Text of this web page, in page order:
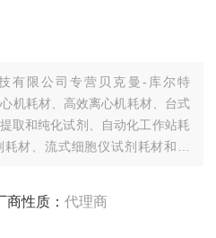
机耗材、高效离心机耗材、台式
取和纯化试剂、自动化工作站耗
材、流式细胞仪试剂耗材和软
商性质： 代理商